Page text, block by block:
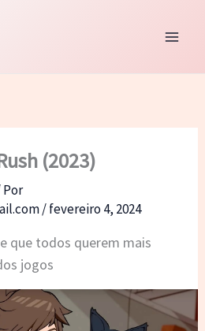
(2023)
Por
/fevereiro 4, 2024
que todos querem mais
jogos